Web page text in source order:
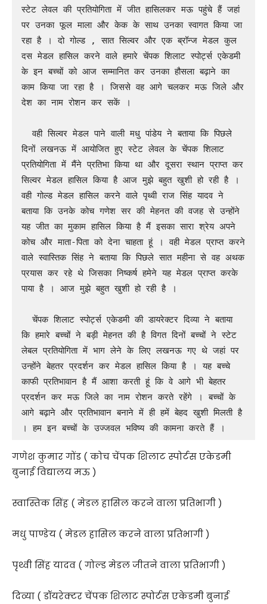
स्टेट लेवल की प्रतियोगिता में जीत हासिलकर मऊ पहुंचे हैं जहां
पर उनका फूल माला और केक के साथ उनका स्वागत किया जा
रहा है । दो गोल्ड , सात सिल्वर और एक ब्रॉन्ज मेडल कुल
दस मेडल हासिल करने वाले हमारे चेंपक शिलाट स्पोर्ट्स एकेडमी
के इन बच्चों को आज सम्मानित कर उनका हौसला बढ़ाने का
काम किया जा रहा है । जिससे वह आगे चलकर मऊ जिले और
देश का नाम रोशन कर सकें ।
  वही सिल्वर मेडल पाने वाली मधु पांडेय ने बताया कि पिछले
दिनों लखनऊ में आयोजित हुए स्टेट लेवल के चेंपक शिलाट
प्रतियोगिता में मैंने प्रतिभा किया था और दूसरा स्थान प्राप्त कर
सिल्वर मेडल हासिल किया है आज मुझे बहुत खुशी हो रही है ।
वही गोल्ड मेडल हासिल करने वाले पृथ्वी राज सिंह यादव ने
बताया कि उनके कोच गणेश सर की मेहनत की वजह से उन्होंने
यह जीत का मुकाम हासिल किया है मैं इसका सारा श्रेय अपने
कोच और माता-पिता को देना चाहता हूं । वही मेडल प्राप्त करने
वाले स्वास्तिक सिंह ने बताया कि पिछले सात महीना से वह अथक
प्रयास कर रहे थे जिसका निष्कर्ष हमेने यह मेडल प्राप्त करके
पाया है । आज मुझे बहुत खुशी हो रही है ।
  चेंपक शिलाट स्पोर्ट्स एकेडमी की डायरेक्टर दिव्या ने बताया
कि हमारे बच्चों ने बड़ी मेहनत की है विगत दिनों बच्चों ने स्टेट
लेबल प्रतियोगिता में भाग लेने के लिए लखनऊ गए थे जहां पर
उन्होंने बेहतर प्रदर्शन कर मेडल हासिल किया है । यह बच्चे
काफी प्रतिभावान है मैं आशा करती हूं कि वे आगे भी बेहतर
प्रदर्शन कर मऊ जिले का नाम रोशन करते रहेंगे । बच्चों के
आगे बढ़ाने और प्रतिभावान बनाने में ही हमें बेहद खुशी मिलती है
। हम इन बच्चों के उज्जवल भविष्य की कामना करते हैं ।
गणेश कुमार गोंड ( कोच चेंपक शिलाट स्पोर्टस एकेडमी
बुनाई विद्यालय मऊ )
स्वास्तिक सिंह ( मेडल हासिल करने वाला प्रतिभागी )
मधु पाण्डेय ( मेडल हासिल करने वाला प्रतिभागी )
पृथ्वी सिंह यादव ( गोल्ड मेडल जीतने वाला प्रतिभागी )
दिव्या ( डॉयरेक्टर चेंपक शिलाट स्पोर्टस एकेडमी बुनाई